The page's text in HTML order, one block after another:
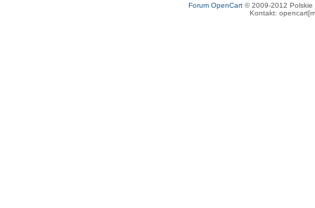
Forum OpenCart© 2009-2012 Polskie
Kontakt: